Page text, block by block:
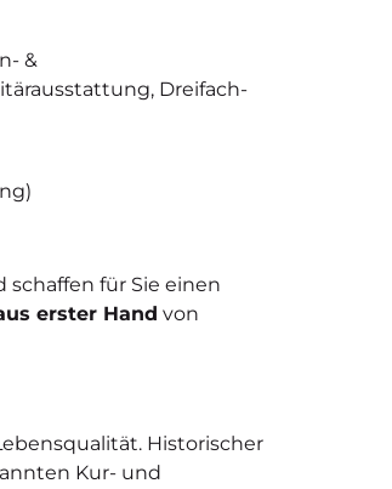
&
Dreifach-
für Sie einen
erster Hand von
Historischer
Kur- und